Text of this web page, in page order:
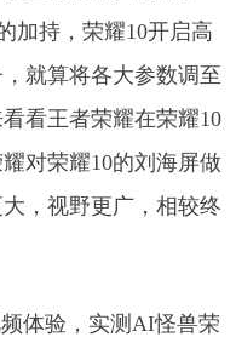
加持，荣耀10开启高
就算将各大参数调至
看王者荣耀在荣耀10
对荣耀10的刘海屏做
，视野更广，相较终